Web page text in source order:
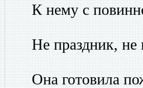
К нему с
Не праздник, не
Она готовила